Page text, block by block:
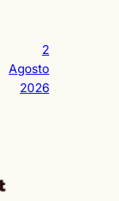
2
Agosto
2026